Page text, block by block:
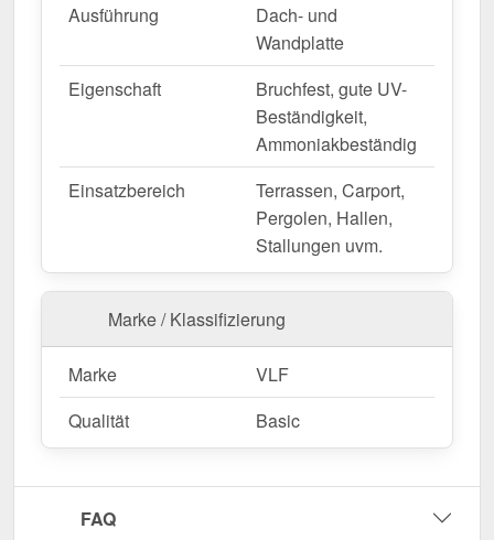
Ausführung
Dach- und
Wandplatte
Eigenschaft
Bruchfest, gute UV-
Beständigkeit,
Ammoniakbeständig
Einsatzbereich
Terrassen, Carport,
Pergolen, Hallen,
Stallungen uvm.
Marke / Klassifizierung
Marke
VLF
Qualität
Basic
FAQ